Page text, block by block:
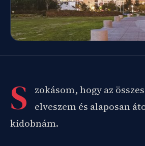
S
zokásom, hogy az
elveszem és alaposan
kidobnám.